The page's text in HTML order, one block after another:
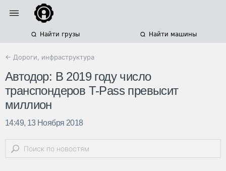
Найти грузы Найти машины
← Дороги, инфраструктура
Автодор: В 2019 году число
транспондеров T-Pass превысит
миллион
14:49, 13 Ноября 2018